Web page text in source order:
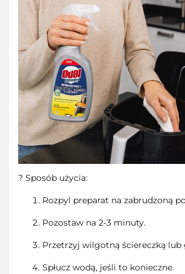
? Sposób użycia:
Rozpyl preparat na zabrudzoną
Pozostaw na 2-3 minuty.
Przetrzyj wilgotną ściereczką lub
Spłucz wodą, jeśli to konieczne.